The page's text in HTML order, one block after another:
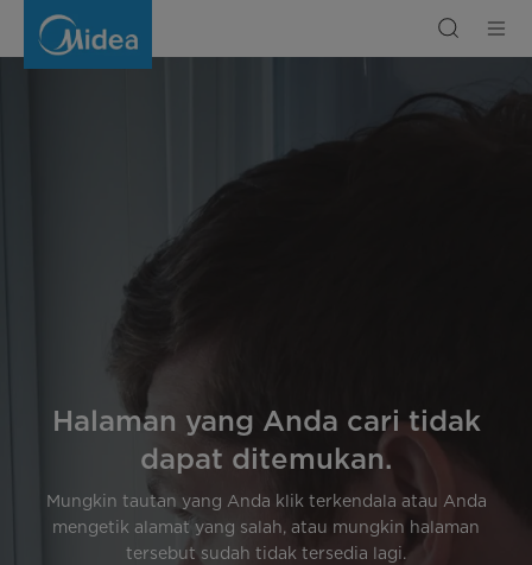
ditemukan
Halaman yang Anda cari tidak
dapat ditemukan.
Mungkin tautan yang Anda klik terkendala atau Anda
mengetik alamat yang salah, atau mungkin halaman
tersebut sudah tidak tersedia lagi.